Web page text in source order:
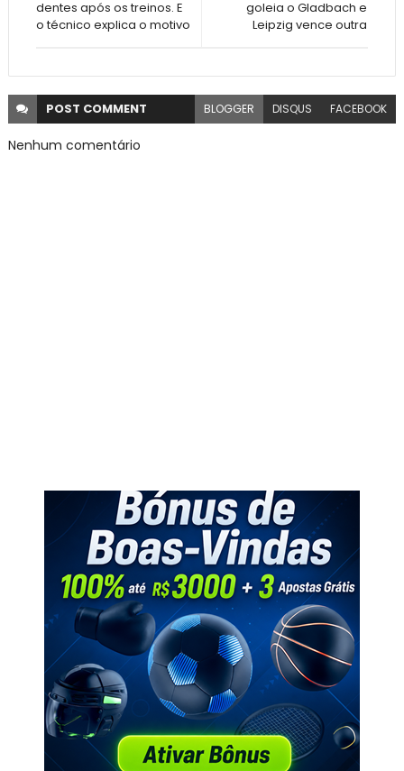
goleia o Gladbach e
Leipzig vence outra
dentes após os treinos. E
o técnico explica o motivo
POST COMMENT BLOGGER DISQUS FACEBOOK
Nenhum comentário